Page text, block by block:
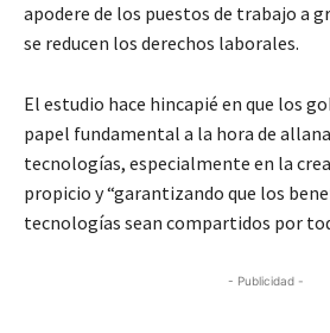
apodere de los puestos de trabajo a
se reducen los derechos laborales.
El estudio hace hincapié en que los
papel fundamental a la hora de
tecnologías, especialmente en la
propicio y “garantizando que los
tecnologías sean compartidos por
- Publicidad -